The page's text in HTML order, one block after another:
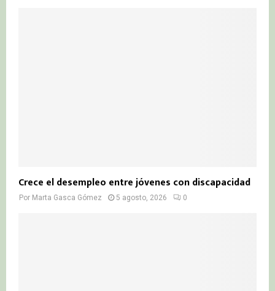
Crece el desempleo entre jóvenes con discapacidad
Por Marta Gasca Gómez 5 agosto, 2026 0